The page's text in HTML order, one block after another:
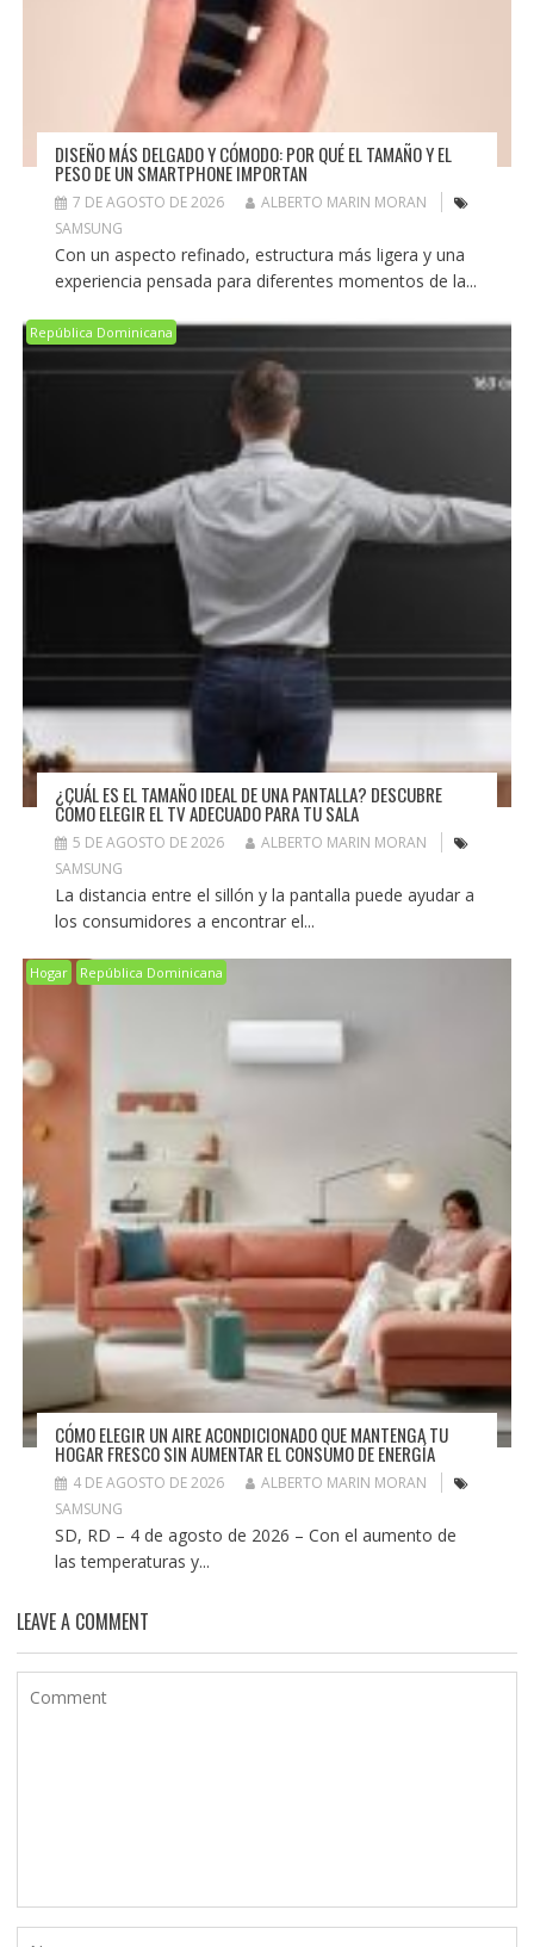
DISEÑO MÁS DELGADO Y CÓMODO: POR QUÉ EL TAMAÑO Y EL
PESO DE UN SMARTPHONE IMPORTAN
7 DE AGOSTO DE 2026
ALBERTO MARIN MORAN
SAMSUNG
Con un aspecto refinado, estructura más ligera y una
experiencia pensada para diferentes momentos de la...
República Dominicana
¿CUÁL ES EL TAMAÑO IDEAL DE UNA PANTALLA? DESCUBRE
CÓMO ELEGIR EL TV ADECUADO PARA TU SALA
5 DE AGOSTO DE 2026
ALBERTO MARIN MORAN
SAMSUNG
La distancia entre el sillón y la pantalla puede ayudar a
los consumidores a encontrar el...
Hogar República Dominicana
CÓMO ELEGIR UN AIRE ACONDICIONADO QUE MANTENGA TU
HOGAR FRESCO SIN AUMENTAR EL CONSUMO DE ENERGÍA
4 DE AGOSTO DE 2026
ALBERTO MARIN MORAN
SAMSUNG
SD, RD – 4 de agosto de 2026 – Con el aumento de
las temperaturas y...
LEAVE A COMMENT